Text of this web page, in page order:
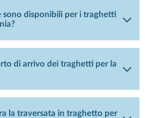
sono disponibili per i traghetti
di arrivo dei traghetti per la
la traversata in traghetto per